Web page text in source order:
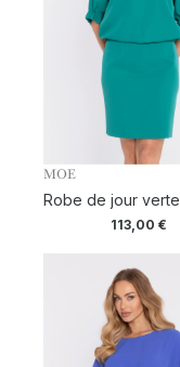
MOE
Robe de jour verte
113,00 €